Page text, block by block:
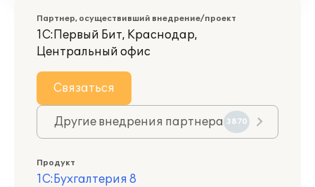
Партнер, осуществивший внедрение/проект
1С:Первый Бит, Краснодар,
Центральный офис
Связаться
Другие внедрения партнера 3870
Продукт
1С:Бухгалтерия 8